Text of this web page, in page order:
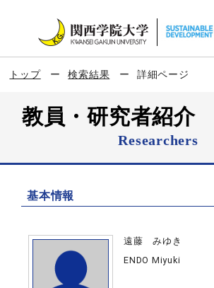
トップ 検索結果 詳細ページ
教員・研究者紹介
Researchers
基本情報
遠藤 みゆき
ENDO Miyuki